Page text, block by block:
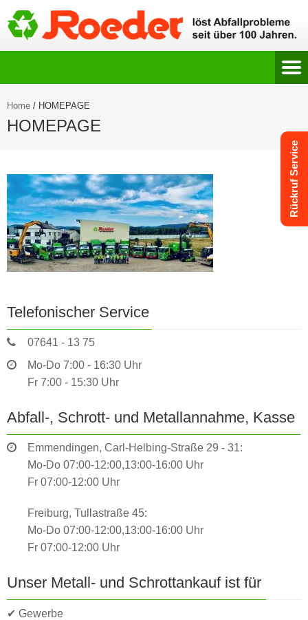
Home / HOMEPAGE
HOMEPAGE
Telefonischer Service
07641 - 13 75
Mo-Do 7:00 - 16:30 Uhr
Fr 7:00 - 15:30 Uhr
Abfall-, Schrott- und Metallannahme, Kasse
Emmendingen, Carl-Helbing-Straße 29 - 31:
Mo-Do 07:00-12:00,13:00-16:00 Uhr
Fr 07:00-12:00 Uhr
Freiburg, Tullastraße 45:
Mo-Do 07:00-12:00,13:00-16:00 Uhr
Fr 07:00-12:00 Uhr
Unser Metall- und Schrottankauf ist für
✔ Gewerbe
Rückruf Service